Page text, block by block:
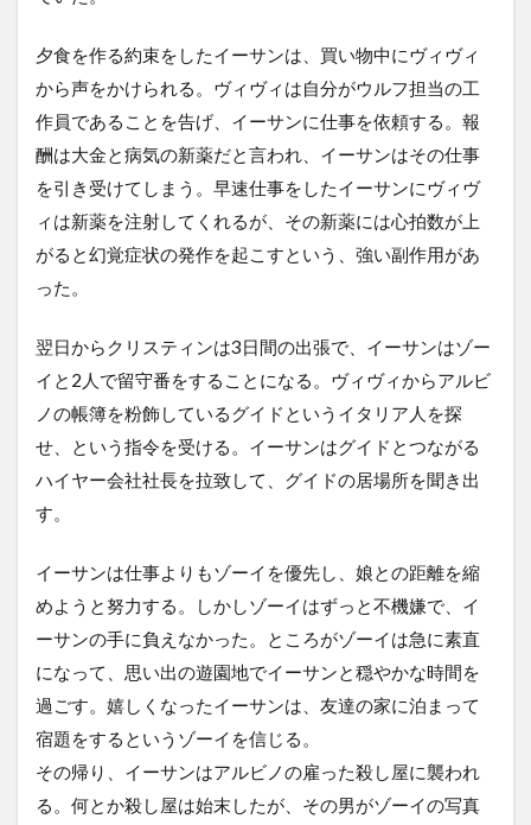
夕食を作る約束をしたイーサンは、買い物中にヴィヴィ
から声をかけられる。ヴィヴィは自分がウルフ担当の工
作員であることを告げ、イーサンに仕事を依頼する。報
酬は大金と病気の新薬だと言われ、イーサンはその仕事
を引き受けてしまう。早速仕事をしたイーサンにヴィヴ
ィは新薬を注射してくれるが、その新薬には心拍数が上
がると幻覚症状の発作を起こすという、強い副作用があ
った。
翌日からクリスティンは3日間の出張で、イーサンはゾー
イと2人で留守番をすることになる。ヴィヴィからアルビ
ノの帳簿を粉飾しているグイドというイタリア人を探
せ、という指令を受ける。イーサンはグイドとつながる
ハイヤー会社社長を拉致して、グイドの居場所を聞き出
す。
イーサンは仕事よりもゾーイを優先し、娘との距離を縮
めようと努力する。しかしゾーイはずっと不機嫌で、イ
ーサンの手に負えなかった。ところがゾーイは急に素直
になって、思い出の遊園地でイーサンと穏やかな時間を
過ごす。嬉しくなったイーサンは、友達の家に泊まって
宿題をするというゾーイを信じる。
その帰り、イーサンはアルビノの雇った殺し屋に襲われ
る。何とか殺し屋は始末したが、その男がゾーイの写真